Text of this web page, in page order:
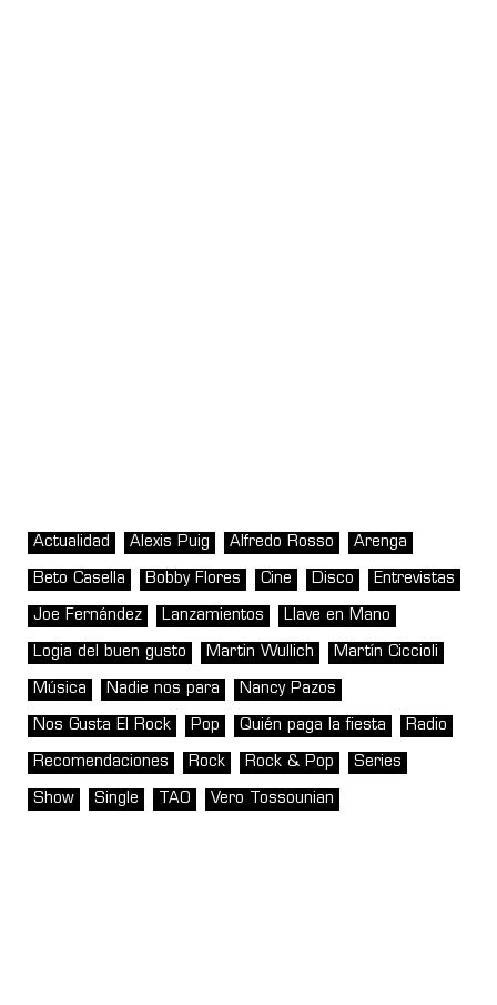
Actualidad Alexis Puig Alfredo Rosso Arenga
Beto Casella Bobby Flores Cine Disco Entrevistas
Joe Fernández Lanzamientos Llave en Mano
Logia del buen gusto Martin Wullich Martín Ciccioli
Música Nadie nos para Nancy Pazos
Nos Gusta El Rock Pop Quién paga la fiesta Radio
Recomendaciones Rock Rock & Pop Series
Show Single TAO Vero Tossounian